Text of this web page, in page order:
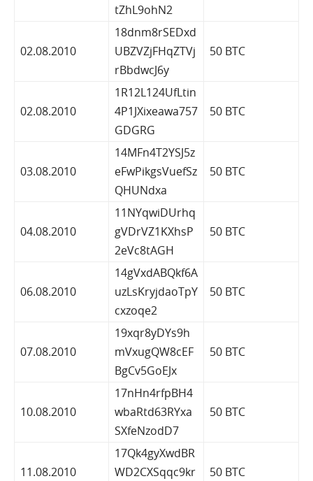
tZhL9ohN2
02.08.2010
18dnm8rSEDxd
UBZVZjFHqZTVj
rBbdwcJ6y
50 BTC
02.08.2010
1R12L124UfLtin
4P1JXixeawa757
GDGRG
50 BTC
03.08.2010
14MFn4T2YSJ5z
eFwPikgsVuefSz
QHUNdxa
50 BTC
04.08.2010
11NYqwiDUrhq
gVDrVZ1KXhsP
2eVc8tAGH
50 BTC
06.08.2010
14gVxdABQkf6A
uzLsKryjdaoTpY
cxzoqe2
50 BTC
07.08.2010
19xqr8yDYs9h
mVxugQW8cEF
BgCv5GoEJx
50 BTC
10.08.2010
17nHn4rfpBH4
wbaRtd63RYxa
SXfeNzodD7
50 BTC
11.08.2010
17Qk4gyXwdBR
WD2CXSqqc9kr
50 BTC